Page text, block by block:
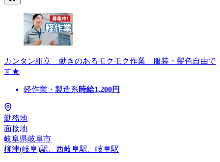
カンタン組立 動きのあるモクモク作業 服装・髪色自由で
す★
軽作業・製造系時給1,200円
勤務地
面接地
岐阜県岐阜市
柳津(岐阜)駅、西岐阜駅、岐阜駅